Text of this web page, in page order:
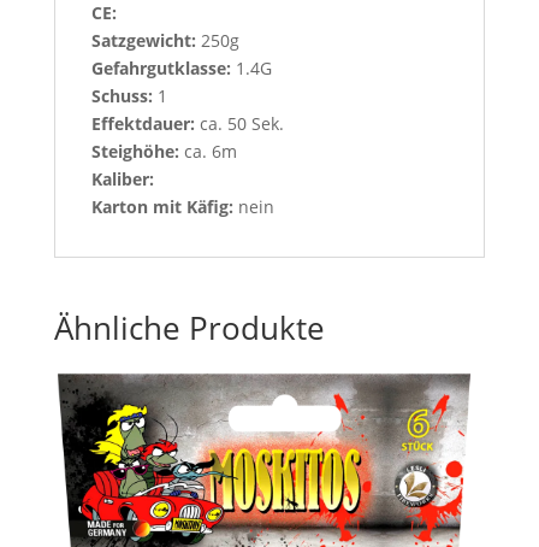
CE:
Satzgewicht: 250g
Gefahrgutklasse: 1.4G
Schuss: 1
Effektdauer: ca. 50 Sek.
Steighöhe: ca. 6m
Kaliber:
Karton mit Käfig: nein
Ähnliche Produkte